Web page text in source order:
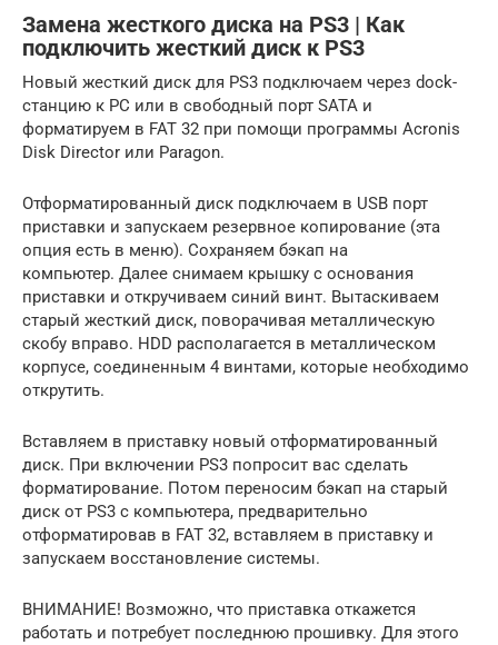
Замена жесткого диска на PS3 | Как
подключить жесткий диск к PS3
Новый жесткий диск для PS3 подключаем через dock-
станцию к PC или в свободный порт SATA и
форматируем в FAT 32 при помощи программы Acronis
Disk Director или Paragon.
Отформатированный диск подключаем в USB порт
приставки и запускаем резервное копирование (эта
опция есть в меню). Сохраняем бэкап на
компьютер. Далее снимаем крышку с основания
приставки и откручиваем синий винт. Вытаскиваем
старый жесткий диск, поворачивая металлическую
скобу вправо. HDD располагается в металлическом
корпусе, соединенным 4 винтами, которые необходимо
открутить.
Вставляем в приставку новый отформатированный
диск. При включении PS3 попросит вас сделать
форматирование. Потом переносим бэкап на старый
диск от PS3 с компьютера, предварительно
отформатировав в FAT 32, вставляем в приставку и
запускаем восстановление системы.
ВНИМАНИЕ! Возможно, что приставка откажется
работать и потребует последнюю прошивку. Для этого